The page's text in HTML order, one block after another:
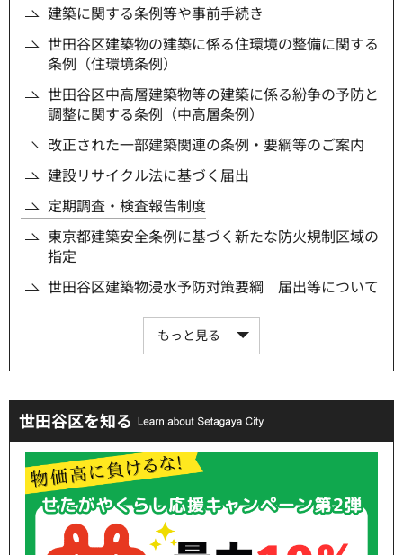
建築に関する条例等や事前手続き
世田谷区建築物の建築に係る住環境の整備に関する
条例（住環境条例）
世田谷区中高層建築物等の建築に係る紛争の予防と
調整に関する条例（中高層条例）
改正された一部建築関連の条例・要綱等のご案内
建設リサイクル法に基づく届出
定期調査・検査報告制度
東京都建築安全条例に基づく新たな防火規制区域の
指定
世田谷区建築物浸水予防対策要綱 届出等について
もっと見る
世田谷区を知る